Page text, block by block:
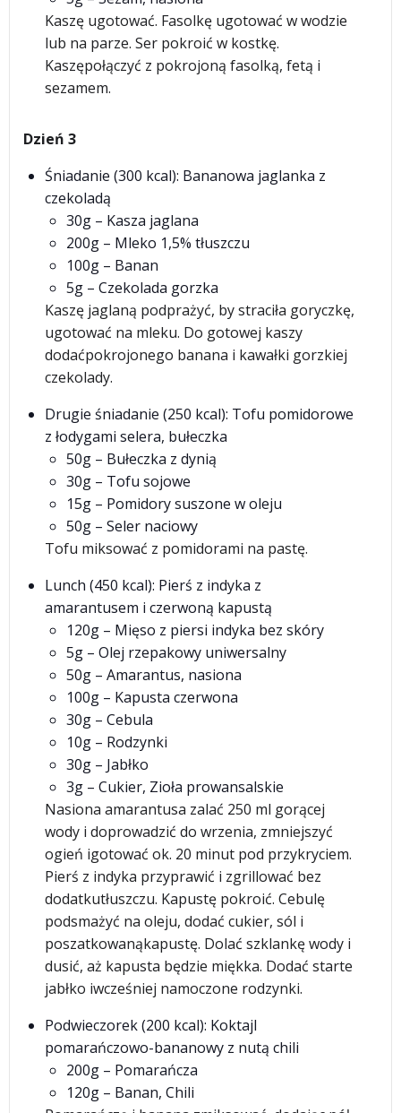
Kaszę ugotować. Fasolkę ugotować w wodzie
lub na parze. Ser pokroić w kostkę.
Kaszępołączyć z pokrojoną fasolką, fetą i
sezamem.
Dzień 3
Śniadanie (300 kcal): Bananowa jaglanka z
czekoladą
30g – Kasza jaglana
200g – Mleko 1,5% tłuszczu
100g – Banan
5g – Czekolada gorzka
Kaszę jaglaną podprażyć, by straciła goryczkę,
ugotować na mleku. Do gotowej kaszy
dodaćpokrojonego banana i kawałki gorzkiej
czekolady.
Drugie śniadanie (250 kcal): Tofu pomidorowe
z łodygami selera, bułeczka
50g – Bułeczka z dynią
30g – Tofu sojowe
15g – Pomidory suszone w oleju
50g – Seler naciowy
Tofu miksować z pomidorami na pastę.
Lunch (450 kcal): Pierś z indyka z
amarantusem i czerwoną kapustą
120g – Mięso z piersi indyka bez skóry
5g – Olej rzepakowy uniwersalny
50g – Amarantus, nasiona
100g – Kapusta czerwona
30g – Cebula
10g – Rodzynki
30g – Jabłko
3g – Cukier, Zioła prowansalskie
Nasiona amarantusa zalać 250 ml gorącej
wody i doprowadzić do wrzenia, zmniejszyć
ogień igotować ok. 20 minut pod przykryciem.
Pierś z indyka przyprawić i zgrillować bez
dodatkutłuszczu. Kapustę pokroić. Cebulę
podsmażyć na oleju, dodać cukier, sól i
poszatkowanąkapustę. Dolać szklankę wody i
dusić, aż kapusta będzie miękka. Dodać starte
jabłko iwcześniej namoczone rodzynki.
Podwieczorek (200 kcal): Koktajl
pomarańczowo-bananowy z nutą chili
200g – Pomarańcza
120g – Banan, Chili